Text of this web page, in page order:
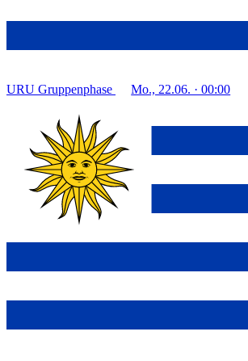
URU Gruppenphase Mo., 22.06. · 00:00